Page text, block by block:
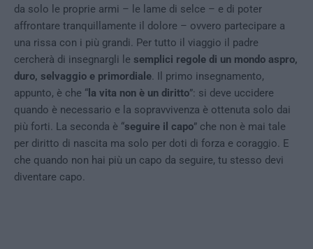
da solo le proprie armi – le lame di selce – e di poter
affrontare tranquillamente il dolore – ovvero partecipare a
una rissa con i più grandi. Per tutto il viaggio il padre
cercherà di insegnargli le semplici regole di un mondo aspro,
duro, selvaggio e primordiale . Il primo insegnamento,
appunto, è che “ la vita non è un diritto”: si deve uccidere
quando è necessario e la sopravvivenza è ottenuta solo dai
più forti. La seconda è “seguire il capo” che non è mai tale
per diritto di nascita ma solo per doti di forza e coraggio. E
che quando non hai più un capo da seguire, tu stesso devi
diventare capo.